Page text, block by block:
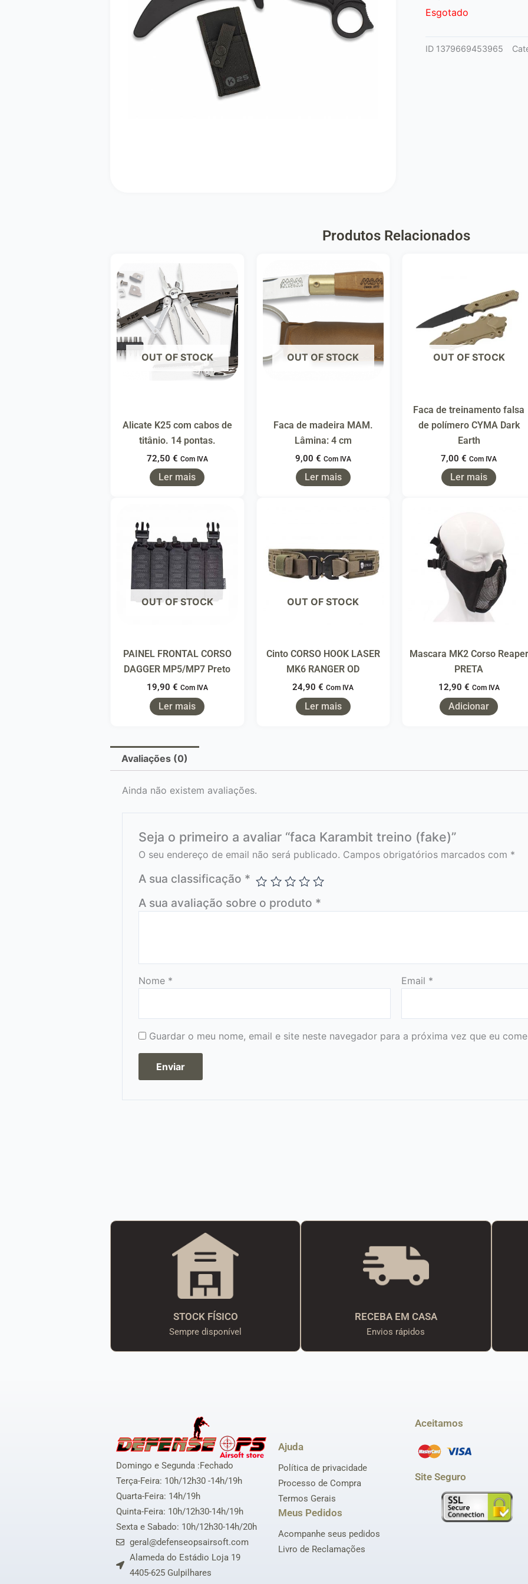
Esgotado
ID 1379669453965
Produtos Relacionados
OUT OF STOCK
Alicate K25 com cabos de
titânio. 14 pontas.
72,50 € Com IVA
Ler mais
OUT OF STOCK
Faca de madeira MAM.
Lâmina: 4 cm
9,00 € Com IVA
Ler mais
OUT OF STOCK
Faca de treinamento falsa
de polímero CYMA Dark
Earth
7,00€ Com IVA
Ler mais
OUT OF STOCK
PAINEL FRONTAL CORSO
DAGGER MP5/MP7 Preto
19,90 € Com IVA
Ler mais
OUT OF STOCK
Cinto CORSO HOOK LASER
MK6 RANGER OD
24,90€ Com IVA
Ler mais
Mascara MK2 Corso Reaper
PRETA
12,90 € Com IVA
Adicionar
Avaliações (0)
Ainda não existem avaliações.
Seja o primeiro a avaliar “faca Karambit treino (fake)”
O seu endereço de email não será publicado. Campos obrigatórios marcados com *
A sua classificação *
A sua avaliação sobre o produto *
Nome * Email *
Guardar o meu nome, email e site neste navegador para a próxima vez que eu
STOCK FÍSICO
Sempre disponível
RECEBA EM CASA
Envios rápidos
Domingo e Segunda :Fechado
Terça-Feira: 10h/12h30 -14h/19h
Quarta-Feira: 14h/19h
Quinta-Feira: 10h/12h30-14h/19h
Sexta e Sabado: 10h/12h30-14h/20h
geral@defenseopsairsoft.com
Alameda do Estádio Loja 19
4405-625 Gulpilhares
Ajuda
Política de privacidade
Processo de Compra
Termos Gerais
Meus Pedidos
Acompanhe seus pedidos
Livro de Reclamações
Aceitamos
Site Seguro